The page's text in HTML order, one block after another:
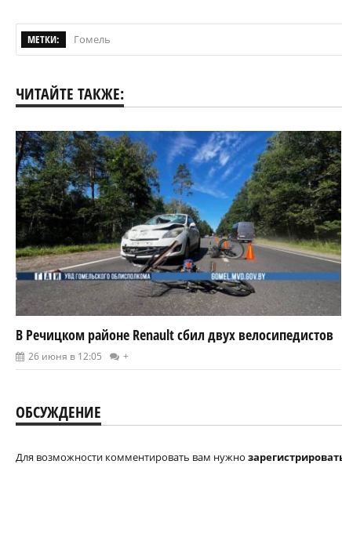
МЕТКИ: Гомель
ЧИТАЙТЕ ТАКЖЕ:
В Речицком районе Renault сбил двух велосипедистов
26 июня в 12:05 +
ОБСУЖДЕНИЕ
Для возможности комментировать вам нужно